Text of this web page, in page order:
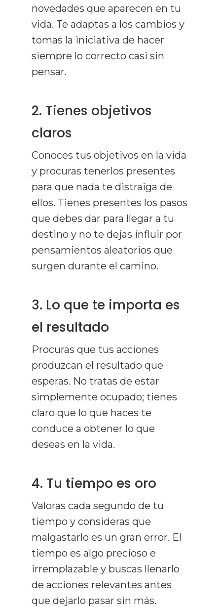
novedades que aparecen en tu
vida. Te adaptas a los cambios y
tomas la iniciativa de hacer
siempre lo correcto casi sin
pensar.
2. Tienes objetivos
claros
Conoces tus objetivos en la vida
y procuras tenerlos presentes
para que nada te distraiga de
ellos. Tienes presentes los pasos
que debes dar para llegar a tu
destino y no te dejas influir por
pensamientos aleatorios que
surgen durante el camino.
3. Lo que te importa es
el resultado
Procuras que tus acciones
produzcan el resultado que
esperas. No tratas de estar
simplemente ocupado; tienes
claro que lo que haces te
conduce a obtener lo que
deseas en la vida.
4. Tu tiempo es oro
Valoras cada segundo de tu
tiempo y consideras que
malgastarlo es un gran error. El
tiempo es algo precioso e
irremplazable y buscas llenarlo
de acciones relevantes antes
que dejarlo pasar sin más.